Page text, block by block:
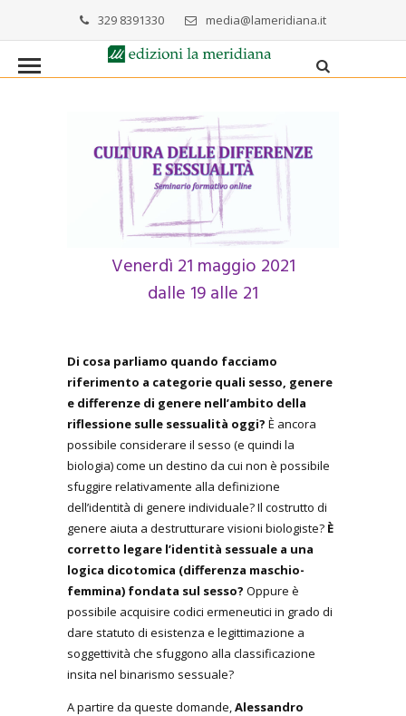
329 8391330 media@lameridiana.it
Venerdì 21 maggio 2021
dalle 19 alle 21
Di cosa parliamo quando facciamo
riferimento a categorie quali sesso, genere
e differenze di genere nell’ambito della
riflessione sulle sessualità oggi? È ancora
possibile considerare il sesso (e quindi la
biologia) come un destino da cui non è possibile
sfuggire relativamente alla definizione
dell’identità di genere individuale? Il costrutto di
genere aiuta a destrutturare visioni biologiste? È
corretto legare l’identità sessuale a una
logica dicotomica (differenza maschio-
femmina) fondata sul sesso? Oppure è
possibile acquisire codici ermeneutici in grado di
dare statuto di esistenza e legittimazione a
soggettività che sfuggono alla classificazione
insita nel binarismo sessuale?
A partire da queste domande, Alessandro